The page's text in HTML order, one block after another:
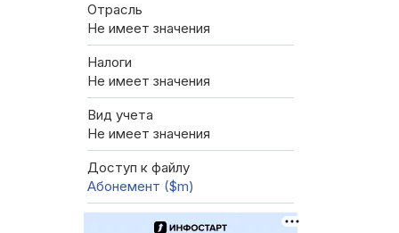
Отрасль
Не имеет значения
Налоги
Не имеет значения
Вид учета
Не имеет значения
Доступ к файлу
Абонемент ($m)